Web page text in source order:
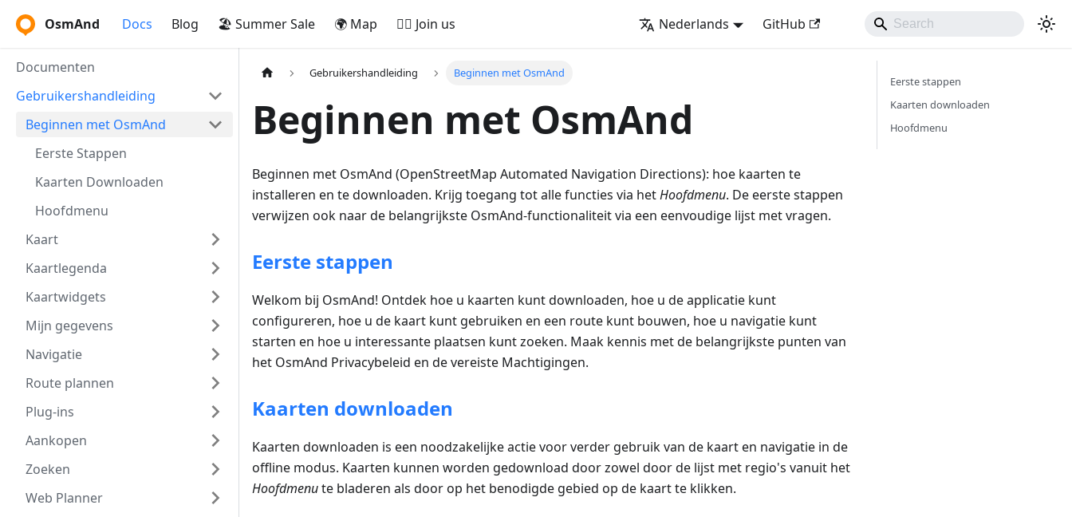
OsmAnd Docs Blog 🏖️ Summer Sale 🌍 Map 🚵‍♂️ Join us Nederlands GitHub
Documenten
Gebruikershandleiding
Beginnen met OsmAnd
Eerste Stappen
Kaarten Downloaden
Hoofdmenu
Kaart
Kaartlegenda
Kaartwidgets
Mijn gegevens
Navigatie
Route plannen
Plug-ins
Aankopen
Zoeken
Web Planner
Gebruikershandleiding Beginnen met OsmAnd
Beginnen met OsmAnd
Beginnen met OsmAnd (OpenStreetMap Automated Navigation Directions): hoe kaarten te
installeren en te downloaden. Krijg toegang tot alle functies via hetHoofdmenu. De eerste stappen
verwijzen ook naar de belangrijkste OsmAnd-functionaliteit via een eenvoudige lijst met vragen.
Eerste stappen
Welkom bij OsmAnd! Ontdek hoe u kaarten kunt downloaden, hoe u de applicatie kunt
configureren, hoe u de kaart kunt gebruiken en een route kunt bouwen, hoe u navigatie kunt
starten en hoe u interessante plaatsen kunt zoeken. Maak kennis met de belangrijkste punten van
het OsmAnd Privacybeleid en de vereiste Machtigingen.
Kaarten downloaden
Kaarten downloaden is een noodzakelijke actie voor verder gebruik van de kaart en navigatie in de
offline modus. Kaarten kunnen worden gedownload door zowel door de lijst met regio's vanuit het
Hoofdmenute bladeren als door op het benodigde gebied op de kaart te klikken.
Eerste stappen
Kaarten downloaden
Hoofdmenu